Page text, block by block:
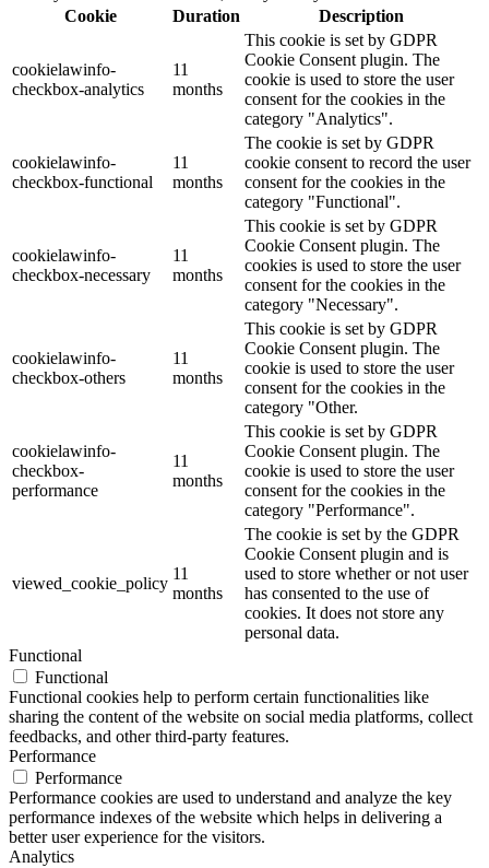
Cookie
Duration Description
cookielawinfo-
checkbox-analytics
11
months
This cookie is set by GDPR
Cookie Consent plugin. The
cookie is used to store the user
consent for the cookies in the
category "Analytics".
cookielawinfo-
checkbox-functional
11
months
The cookie is set by GDPR
cookie consent to record the user
consent for the cookies in the
category "Functional".
cookielawinfo-
checkbox-necessary
11
months
This cookie is set by GDPR
Cookie Consent plugin. The
cookies is used to store the user
consent for the cookies in the
category "Necessary".
cookielawinfo-
checkbox-others
11
months
This cookie is set by GDPR
Cookie Consent plugin. The
cookie is used to store the user
consent for the cookies in the
category "Other.
cookielawinfo-
checkbox-
performance
11
months
This cookie is set by GDPR
Cookie Consent plugin. The
cookie is used to store the user
consent for the cookies in the
category "Performance".
viewed_cookie_policy
11
months
The cookie is set by the GDPR
Cookie Consent plugin and is
used to store whether or not user
has consented to the use of
cookies. It does not store any
personal data.
Functional
Functional
Functional cookies help to perform certain functionalities like
sharing the content of the website on social media platforms, collect
feedbacks, and other third-party features.
Performance
Performance
Performance cookies are used to understand and analyze the key
performance indexes of the website which helps in delivering a
better user experience for the visitors.
Analytics